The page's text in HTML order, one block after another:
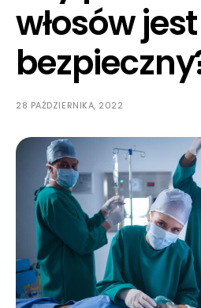
włosów jest
28 PAŹDZIERNIKA, 2022